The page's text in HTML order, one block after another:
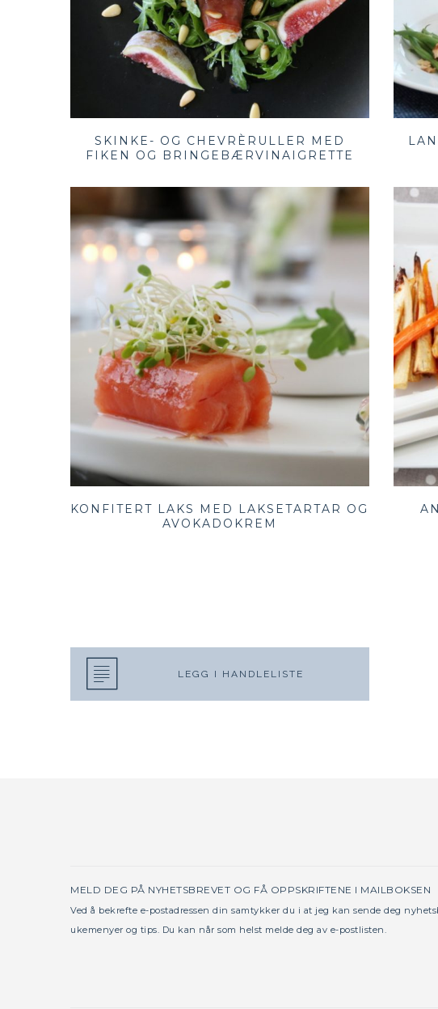
SKINKE- OG CHEVRÈRULLER MED
FIKEN OG BRINGEBÆRVINAIGRETTE
KONFITERT LAKS MED LAKSETARTAR OG
AVOKADOKREM
LEGG I HANDLELISTE
MELD DEG PÅ NYHETSBREVET OG FÅ OPPSKRIFTENE I MAILBOKSEN
Ved å bekrefte e-postadressen din samtykker du i at jeg kan sende deg
ukemenyer og tips. Du kan når som helst melde deg av e-postlisten.